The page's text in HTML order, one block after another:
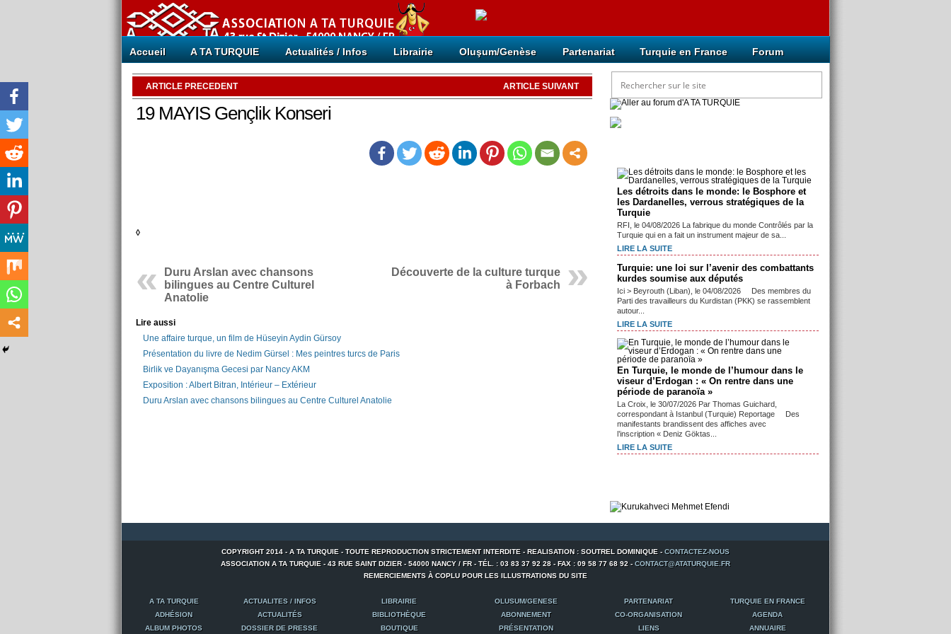
Accueil A TA TURQUIE Actualités / Infos Librairie Oluşum/Genèse Partenariat Turquie en France Forum
ARTICLE PRECEDENT ARTICLE SUIVANT
19 MAYIS Gençlik Konseri
◊
Duru Arslan avec chansons
bilingues au Centre Culturel
Anatolie
Découverte de la culture turque
à Forbach
Lire aussi
Une affaire turque, un film de Hüseyin Aydin Gürsoy
Présentation du livre de Nedim Gürsel : Mes peintres turcs de Paris
Birlik ve Dayanışma Gecesi par Nancy AKM
Exposition : Albert Bitran, Intérieur – Extérieur
Duru Arslan avec chansons bilingues au Centre Culturel Anatolie
Les détroits dans le monde: le Bosphore et
les Dardanelles, verrous stratégiques de la
Turquie
RFI, le 04/08/2026 La fabrique du monde Contrôlés par la
Turquie qui en a fait un instrument majeur de sa...
LIRE LA SUITE
Turquie: une loi sur l’avenir des combattants
kurdes soumise aux députés
Ici > Beyrouth (Liban), le 04/08/2026 Des membres du
Parti des travailleurs du Kurdistan (PKK) se rassemblent
autour...
LIRE LA SUITE
En Turquie, le monde de l’humour dans le
viseur d’Erdogan : « On rentre dans une
période de paranoïa »
La Croix, le 30/07/2026 Par Thomas Guichard,
correspondant à Istanbul (Turquie) Reportage Des
manifestants brandissent des affiches avec
l’inscription « Deniz Göktas...
LIRE LA SUITE
COPYRIGHT 2014 - A TA TURQUIE - TOUTE REPRODUCTION STRICTEMENT INTERDITE - REALISATION : SOUTREL DOMINIQUE -CONTACTEZ-NOUS
ASSOCIATION A TA TURQUIE - 43 RUE SAINT DIZIER - 54000 NANCY / FR - TÉL. : 03 83 37 92 28 - FAX : 09 58 77 68 92 -CONTACT@ATATURQUIE.FR
REMERCIEMENTS À COPLU POUR LES ILLUSTRATIONS DU SITE
A TA TURQUIE ACTUALITES / INFOS LIBRAIRIE OLUSUM/GENESE PARTENARIAT
TURQUIE EN FRANCE
ADHÉSION
ACTUALITÉS BIBLIOTHÈQUE ABONNEMENT CO-ORGANISATION
AGENDA
ALBUM PHOTOS
DOSSIER DE PRESSE BOUTIQUE PRÉSENTATION LIENS ANNUAIRE